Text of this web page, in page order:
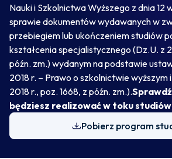
Nauki i Szkolnictwa Wyższego z dnia 12
sprawie dokumentów wydawanych w
przebiegiem lub ukończeniem studiów
kształcenia specjalistycznego (Dz.U. z
późn. zm.) wydanym na podstawie
2018 r. – Prawo o szkolnictwie wyższym
2018 r., poz. 1668, z późn. zm.).
będziesz realizować w toku
Pobierz program